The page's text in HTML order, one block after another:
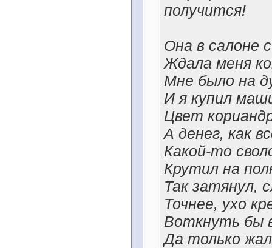
получится!
Она в салоне
Ждала меня
Мне было на
И я купил
Цвет
А денег, как
Какой-то
Крутил на
Так затянул,
Точнее, ухо
Воткнуть бы
Да только